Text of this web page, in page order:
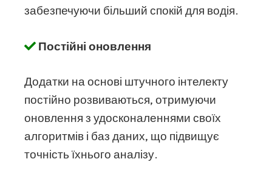
забезпечуючи більший спокій для водія.
Постійні оновлення
Додатки на основі штучного інтелекту
постійно розвиваються, отримуючи
оновлення з удосконаленнями своїх
алгоритмів і баз даних, що підвищує
точність їхнього аналізу.